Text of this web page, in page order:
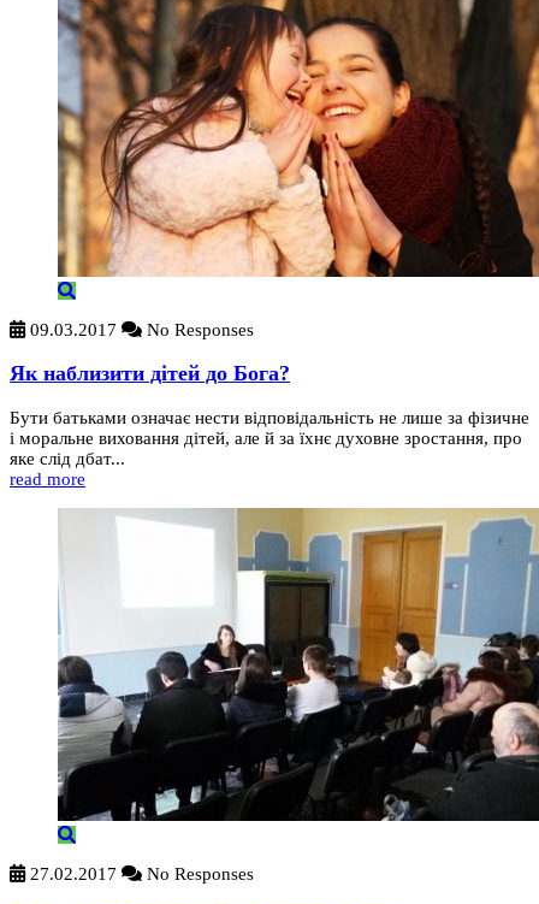
09.03.2017 No Responses
Як наблизити дітей до Бога?
Бути батьками означає нести відповідальність не лише за фізичне
і моральне виховання дітей, але й за їхнє духовне зростання, про
яке слід дбат...
read more
27.02.2017 No Responses